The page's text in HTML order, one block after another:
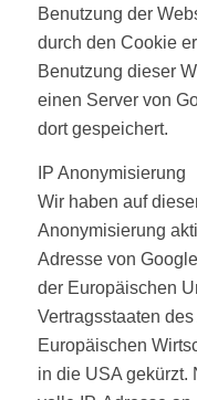
Benutzung der
durch den Cookie
Benutzung dieser
einen Server von
dort gespeichert.
IP Anonymisierung
Wir haben auf
Anonymisierung
Adresse von
der Europäischen
Vertragsstaaten
Europäischen
in die USA gekürzt.